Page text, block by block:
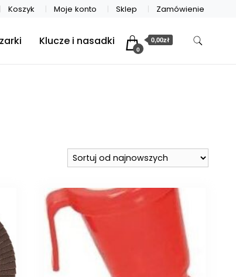
Koszyk Moje konto Sklep Zamówienie
Klucze i nasadki
0
0,00zł